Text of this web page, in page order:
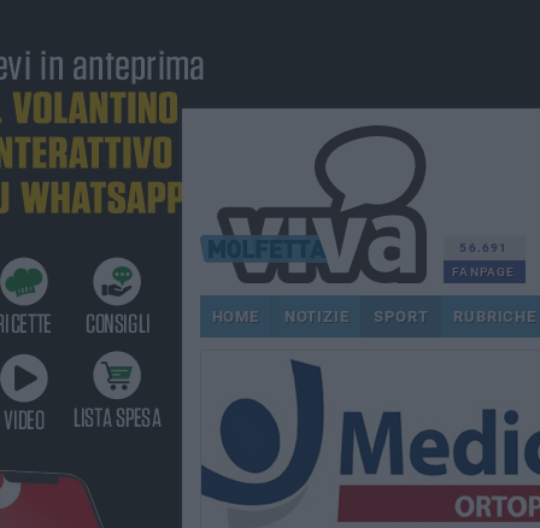
56.691
FANPAGE
HOME NOTIZIE SPORT RUBRICHE